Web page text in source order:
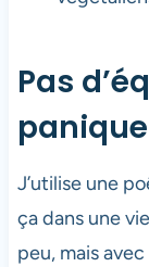
Pas
J’utilise une
ça dans une
peu, mais